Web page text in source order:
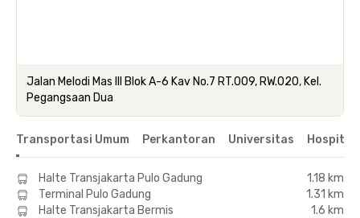
Jalan Melodi Mas III Blok A-6 Kav No.7 RT.009, RW.020, Kel.
Pegangsaan Dua
Transportasi Umum Perkantoran Universitas Hospital
Halte Transjakarta Pulo Gadung
1.18 km
Terminal Pulo Gadung
1.31 km
Halte Transjakarta Bermis
1.6 km